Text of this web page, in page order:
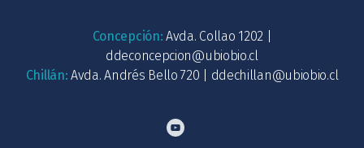
Concepción:Avda. Collao 1202 |
ddeconcepcion@ubiobio.cl
Chillán:Avda. Andrés Bello 720 | ddechillan@ubiobio.cl